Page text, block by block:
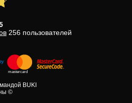
256 пользователей
BUKI
©